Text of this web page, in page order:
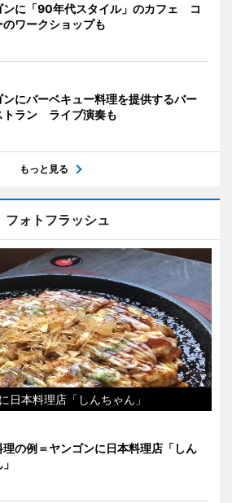
ンに「90年代スタイル」のカフェ コ
のワークショップも
ンにバーベキュー料理を提供するバー
トラン ライブ演奏も
もっと見る
フォトフラッシュ
日本料理店「しんちゃん」
理の例＝ヤンゴンに日本料理店「しん